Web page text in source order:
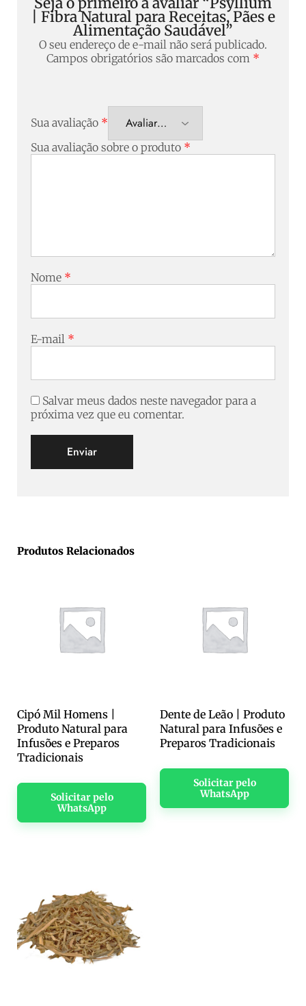
| Fibra Natural para Receitas, Pães e
Alimentação Saudável”
O seu endereço de e-mail não será publicado.
Campos obrigatórios são marcados com *
Sua avaliação *
Sua avaliação sobre o produto *
Nome *
E-mail *
Salvar meus dados neste navegador para a
próxima vez que eu comentar.
Produtos Relacionados
Cipó Mil Homens |
Produto Natural para
Infusões e Preparos
Tradicionais
Solicitar pelo
WhatsApp
Dente de Leão | Produto
Natural para Infusões e
Preparos Tradicionais
Solicitar pelo
WhatsApp